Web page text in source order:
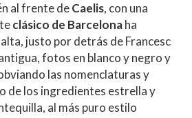
al frente deCaelis, con una
clásico de Barcelonaha
justo por detrás de Francesc
fotos en blanco y negro y
las nomenclaturas y
de los ingredientes estrella y
al más puro estilo